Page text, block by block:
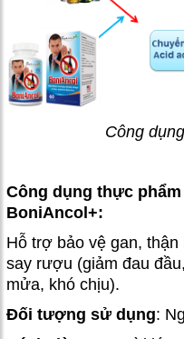
Công
Công dụng thực
BoniAncol+:
Hỗ trợ bảo vệ gan,
say rượu (giảm đau
mửa, khó chịu).
Đối tượng sử dụng: